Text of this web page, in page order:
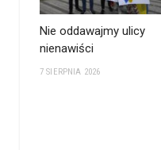
Nie oddawajmy ulicy
nienawiści
7 SIERPNIA 2026